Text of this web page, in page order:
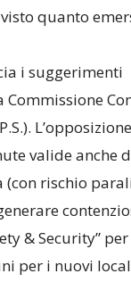
quanto
i suggerimenti
valide anche
rischio
& Security”
per i nuovi